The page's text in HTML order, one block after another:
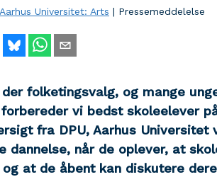
Aarhus Universitet: Arts | Pressemeddelelse
der folketingsvalg, og mange
forbereder vi bedst skoleelever
fra DPU, Aarhus
dannelse, når de oplever, at
at de åbent kan diskutere